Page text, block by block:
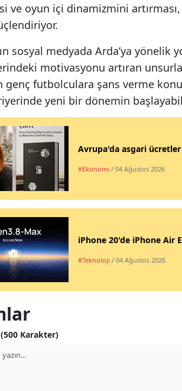
ve oyun içi dinamizmini
sosyal medyada Arda’ya yönelik
motivasyonu artıran
genç futbolculara şans verme
yeni bir dönemin
Avrupa'da asgari
#Ekonomi / 04 Ağustos 2026
iPhone 20'de iPhone Air
#Teknoloji / 04 Ağustos 2026
Karakter)